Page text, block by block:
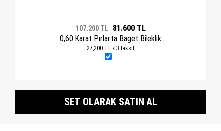
107.200 TL
81.600 TL
0,60 Karat Pırlanta Baget Bileklik
27,200 TL x 3 taksit
SET OLARAK SATIN AL